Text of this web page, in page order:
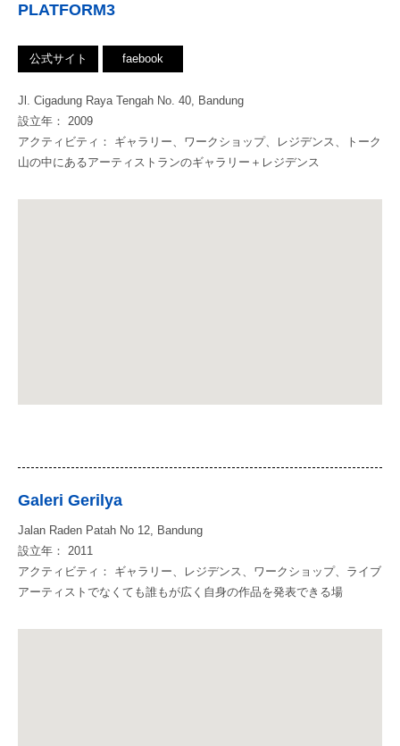
PLATFORM3
公式サイト faebook
Jl. Cigadung Raya Tengah No. 40, Bandung
設立年： 2009
アクティビティ： ギャラリー、ワークショップ、レジデンス、トーク
山の中にあるアーティストランのギャラリー＋レジデンス
Galeri Gerilya
Jalan Raden Patah No 12, Bandung
設立年： 2011
アクティビティ： ギャラリー、レジデンス、ワークショップ、ライブ
アーティストでなくても誰もが広く自身の作品を発表できる場